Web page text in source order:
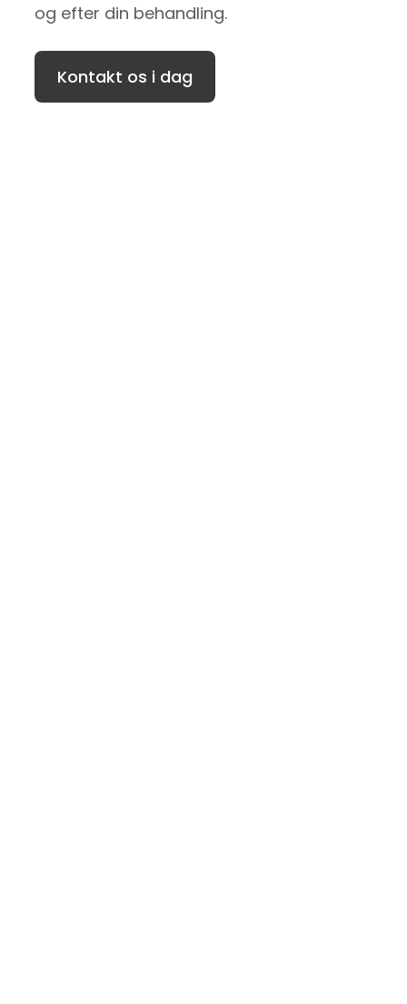
og efter din behandling.
Kontakt os i dag